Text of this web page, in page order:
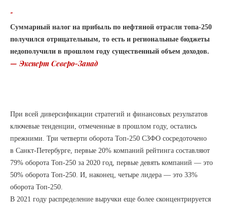
“
Суммарный налог на прибыль по нефтяной отрасли топа-250
получился отрицательным, то есть и региональные бюджеты
недополучили в прошлом году существенный объем доходов.
— Эксперт Северо-Запад
При всей диверсификации стратегий и финансовых результатов
ключевые тенденции, отмеченные в прошлом году, остались
прежними. Три четверти оборота Топ-250 СЗФО сосредоточено
в Санкт-Петербурге, первые 20% компаний рейтинга составляют
79% оборота Топ-250 за 2020 год, первые девять компаний — это
50% оборота Топ-250. И, наконец, четыре лидера — это 33%
оборота Топ-250.
В 2021 году распределение выручки еще более сконцентрируется